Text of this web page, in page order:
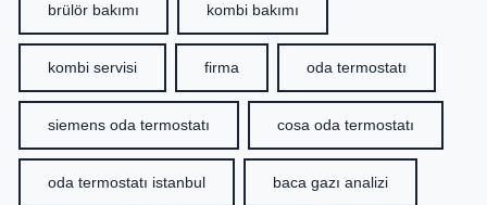
brülör bakımı kombi bakımı
kombi servisi firma oda termostatı
siemens oda termostatı cosa oda termostatı
oda termostatı istanbul baca gazı analizi